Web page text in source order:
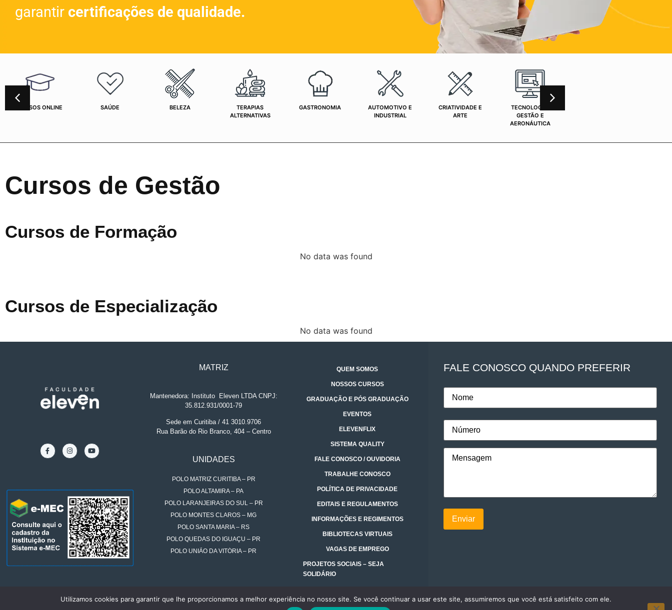
garantir certificações de qualidade.
CURSOS ONLINE SAÚDE BELEZA
TERAPIAS
ALTERNATIVAS
GASTRONOMIA
AUTOMOTIVO E
INDUSTRIAL
CRIATIVIDADE E
ARTE
TECNOLOGIA,
GESTÃO E
AERONÁUTICA
Cursos de Gestão
Cursos de Formação
No data was found
Cursos de Especialização
No data was found
MATRIZ
Mantenedora: Instituto.
Eleven LTDA CNPJ:
35.812.931/0001-79
Sede em Curitiba / 41 3010.9706
Rua Barão do Rio Branco, 404 – Centro
UNIDADES
POLO MATRIZ CURITIBA – PR
POLO ALTAMIRA – PA
POLO LARANJEIRAS DO SUL – PR
POLO MONTES CLAROS – MG
POLO SANTA MARIA – RS
POLO QUEDAS DO IGUAÇU – PR
POLO UNIÃO DA VITÓRIA – PR
QUEM SOMOS
NOSSOS CURSOS
GRADUAÇÃO E PÓS GRADUAÇÃO
EVENTOS
ELEVENFLIX
SISTEMA QUALITY
FALE CONOSCO / OUVIDORIA
TRABALHE CONOSCO
POLÍTICA DE PRIVACIDADE
EDITAIS E REGULAMENTOS
INFORMAÇÕES E REGIMENTOS
BIBLIOTECAS VIRTUAIS
VAGAS DE EMPREGO
PROJETOS SOCIAIS – SEJA
SOLIDÁRIO
FALE CONOSCO QUANDO PREFERIR
Utilizamos cookies para garantir que lhe proporcionamos a melhor experiência no nosso site. Se você continuar a usar este site, assumiremos que você está satisfeito com ele.